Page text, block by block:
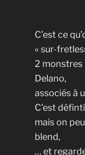
C’est ce
« sur-
2 monstres
Delano,
associés à
C’est
mais on
blend,
… et